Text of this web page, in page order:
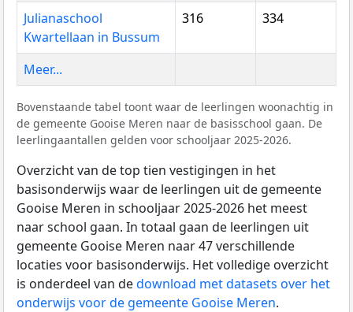
Julianaschool
Kwartellaan in Bussum
316 334
Meer...
Bovenstaande tabel toont waar de leerlingen woonachtig in
de gemeente Gooise Meren naar de basisschool gaan. De
leerlingaantallen gelden voor schooljaar 2025-2026.
Overzicht van de top tien vestigingen in het
basisonderwijs waar de leerlingen uit de gemeente
Gooise Meren in schooljaar 2025-2026 het meest
naar school gaan. In totaal gaan de leerlingen uit
gemeente Gooise Meren naar 47 verschillende
locaties voor basisonderwijs. Het volledige overzicht
is onderdeel van dedownload met datasets over het
onderwijs voor de gemeente Gooise Meren.